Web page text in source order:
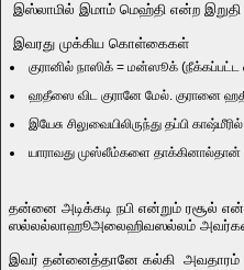
இஸ்லாமில் இமாம் மெஹ்தி என்ற இறுதி
இவரது முக்கிய கொள்கைகள்
குரானில் நாஸிக் = மன்ஸூக்
ஹதீஸை விட குரானே மேல்.
இயேசு சிலுவையிலிருந்து தப்பி
யாராவது முஸ்லீம்களை தாக்கினால்தான்
தன்னை அடிக்கடி நபி என்றும் ரசூல்
ஸல்லல்லாஹூஅலைஹிவஸல்லம்
இவர் தன்னைத்தானே கல்கி அவதாரம்